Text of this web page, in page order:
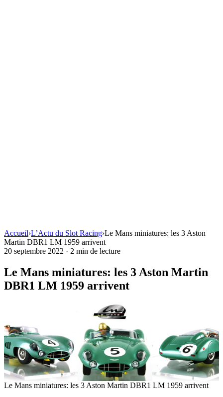
Accueil›L’Actu du Slot Racing›Le Mans miniatures: les 3 Aston
Martin DBR1 LM 1959 arrivent
20 septembre 2022 · 2 min de lecture
Le Mans miniatures: les 3 Aston Martin
DBR1 LM 1959 arrivent
Le Mans miniatures: les 3 Aston Martin DBR1 LM 1959 arrivent